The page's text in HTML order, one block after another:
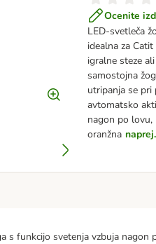
Ocenite
LED-svetleča
idealna za
igralne steze
samostojna
utripanja se pri
avtomatsko
nagon po lovu,
oranžna
s funkcijo svetenja vzbuja